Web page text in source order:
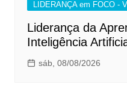
LIDERANÇA em FOCO -
Liderança da
Inteligência
sáb, 08/08/2026